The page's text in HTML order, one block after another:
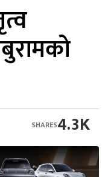
4.3K
SHARES